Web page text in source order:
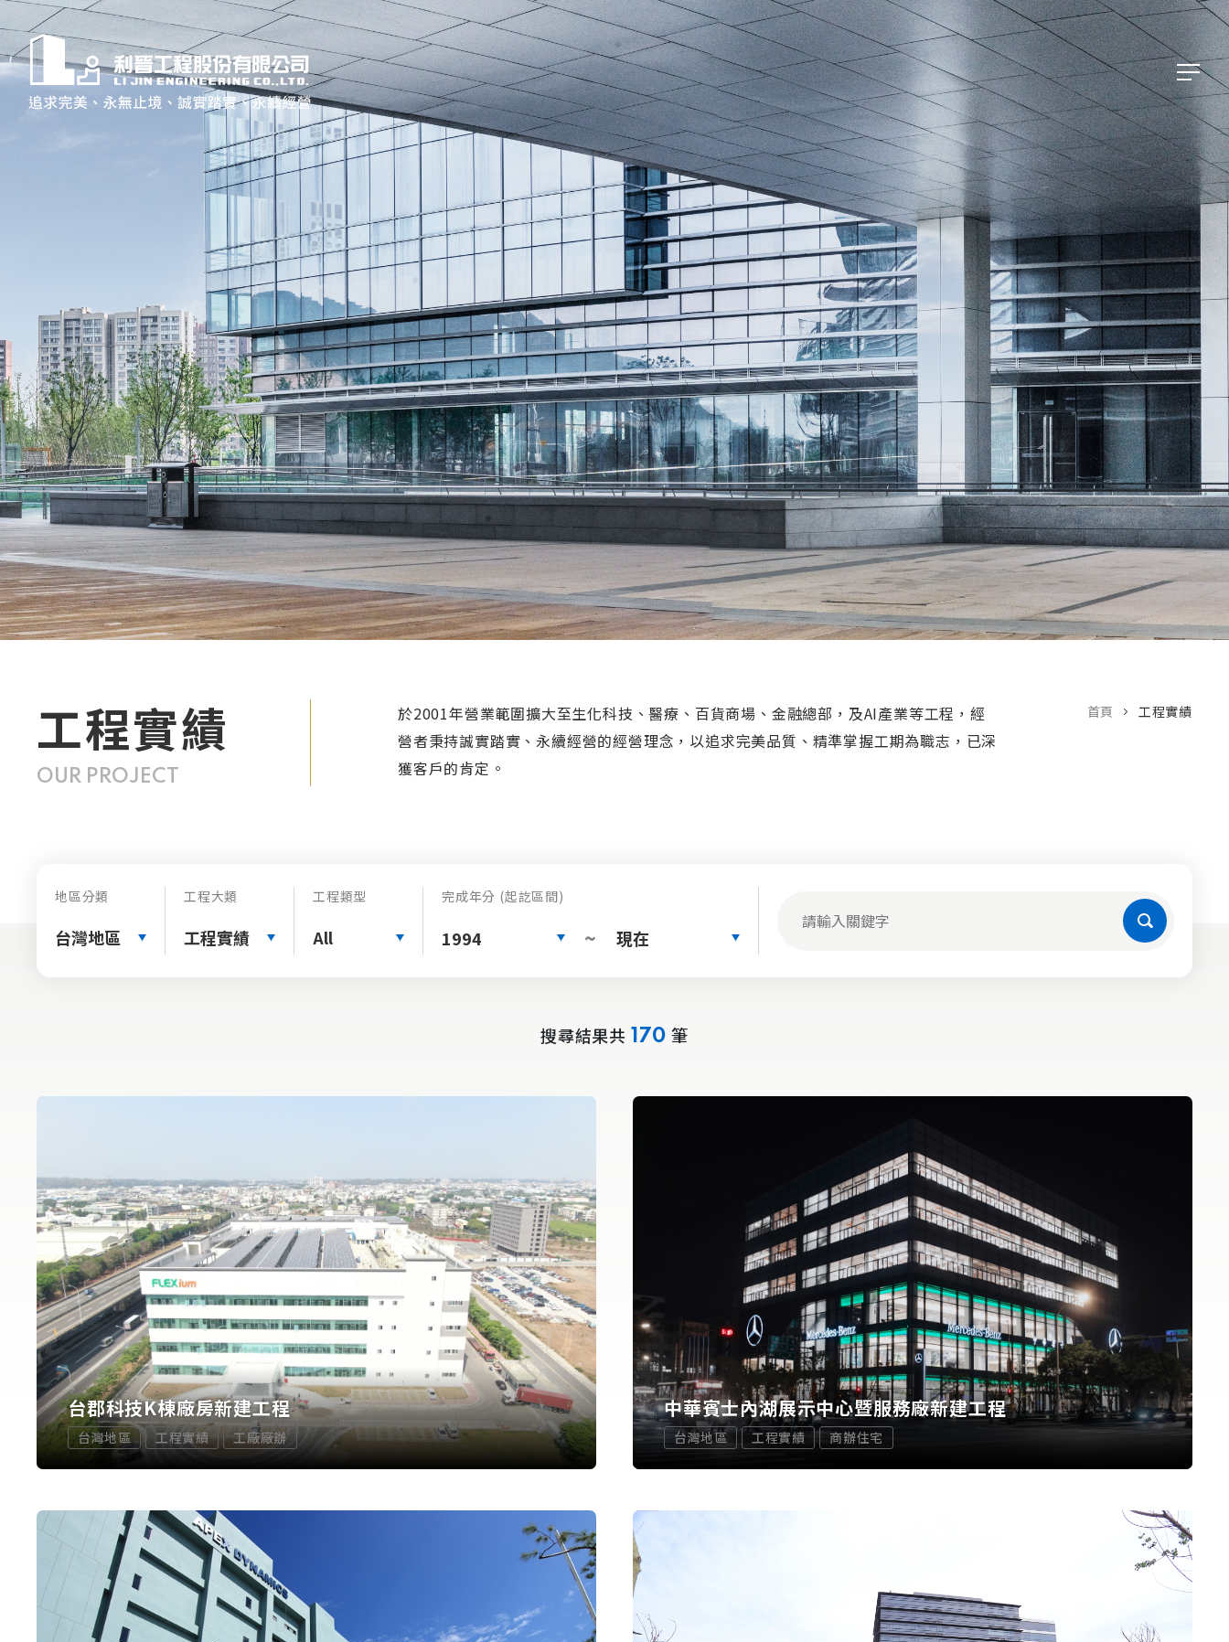
工程實績
OUR PROJECT
於2001年營業範圍擴大至生化科技、醫療、百貨商場、金融總部，及AI產業等工程，經
營者秉持誠實踏實、永續經營的經營理念，以追求完美品質、精準掌握工期為職志，已深
獲客戶的肯定。
首頁 工程實績
地區分類
台灣地區
工程大類
工程實績
工程類型
All
完成年分 (起訖區間)
1994 ~ 現在
搜尋結果共 170 筆
台郡科技K棟廠房新建工程
台灣地區 工程實績 工廠廠辦
中華賓士內湖展示中心暨服務廠新建工程
台灣地區 工程實績 商辦住宅